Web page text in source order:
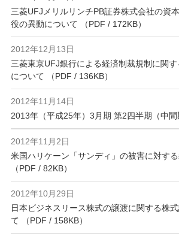
三菱UFJメリルリンチPB証券株式会社の資
役の異動について （PDF / 172KB）
2012年12月13日
三菱東京UFJ銀行による経済制裁規制に関
について （PDF / 136KB）
2012年11月14日
2013年（平成25年）3月期 第2四半期（中
2012年11月2日
米国ハリケーン「サンディ」の被害に対す
（PDF / 82KB）
2012年10月29日
日本ビジネスリース株式の譲渡に関する株
て （PDF / 158KB）